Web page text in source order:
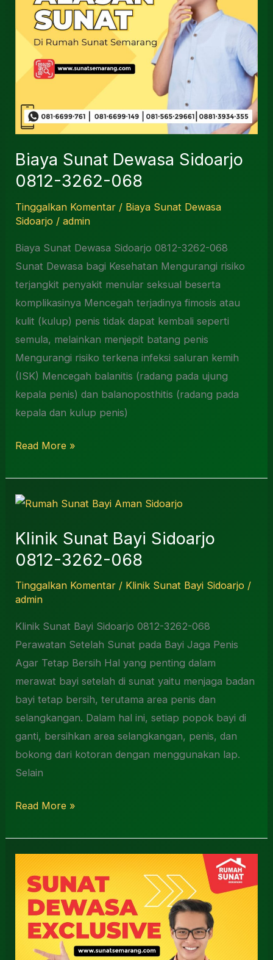
Biaya Sunat Dewasa Sidoarjo
0812-3262-068
Tinggalkan Komentar / Biaya Sunat Dewasa
Sidoarjo /admin
Biaya Sunat Dewasa Sidoarjo 0812-3262-068
Sunat Dewasa bagi Kesehatan Mengurangi risiko
terjangkit penyakit menular seksual beserta
komplikasinya Mencegah terjadinya fimosis atau
kulit (kulup) penis tidak dapat kembali seperti
semula, melainkan menjepit batang penis
Mengurangi risiko terkena infeksi saluran kemih
(ISK) Mencegah balanitis (radang pada ujung
kepala penis) dan balanoposthitis (radang pada
kepala dan kulup penis)
Read More »
Klinik Sunat Bayi Sidoarjo
0812-3262-068
Tinggalkan Komentar / Klinik Sunat Bayi Sidoarjo /
admin
Klinik Sunat Bayi Sidoarjo 0812-3262-068
Perawatan Setelah Sunat pada Bayi Jaga Penis
Agar Tetap Bersih Hal yang penting dalam
merawat bayi setelah di sunat yaitu menjaga badan
bayi tetap bersih, terutama area penis dan
selangkangan. Dalam hal ini, setiap popok bayi di
ganti, bersihkan area selangkangan, penis, dan
bokong dari kotoran dengan menggunakan lap.
Selain
Klinik
Bayi
Sidoarjo
3262-
Read More »
Sunat
Dewasa
Sidoarjo
0812-
3262-